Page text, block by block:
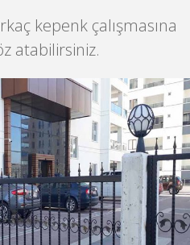
kepenk çalışmasına
atabilirsiniz.